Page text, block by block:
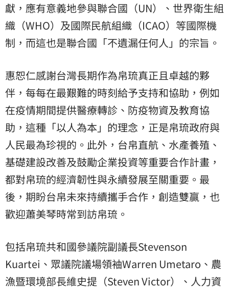
獻，應有意義地參與聯合國（UN）、世界衛生組
織（WHO）及國際民航組織（ICAO）等國際機
制，而這也是聯合國「不遺漏任何人」的宗旨。
惠恕仁感謝台灣長期作為帛琉真正且卓越的夥
伴，每每在最艱難的時刻給予支持和協助，例如
在疫情期間提供醫療轉診、防疫物資及教育協
助，這種「以人為本」的理念，正是帛琉政府與
人民最為珍視的。此外，台帛直航、水產養殖、
基礎建設改善及鼓勵企業投資等重要合作計畫，
都對帛琉的經濟韌性與永續發展至關重要。最
後，期盼台帛未來持續攜手合作，創造雙贏，也
歡迎蕭美琴時常到訪帛琉。
包括帛琉共和國參議院副議長Stevenson
Kuartei、眾議院議場領袖Warren Umetaro、農
漁暨環境部長維史提（Steven Victor）、人力資